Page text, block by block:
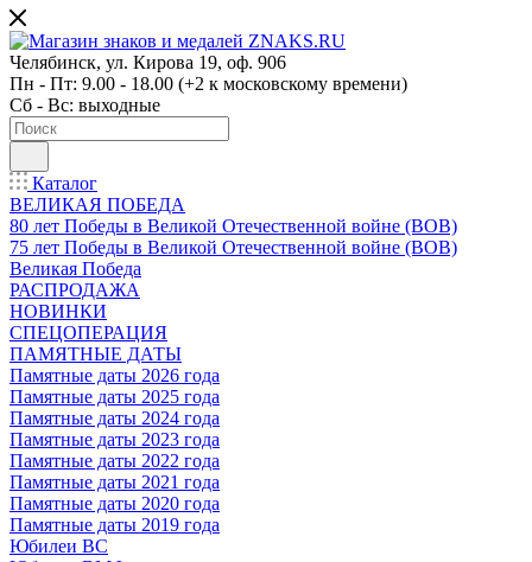
Челябинск, ул. Кирова 19, оф. 906
Пн - Пт: 9.00 - 18.00 (+2 к московскому времени)
Сб - Вс: выходные
Каталог
ВЕЛИКАЯ ПОБЕДА
80 лет Победы в Великой Отечественной войне (ВОВ)
75 лет Победы в Великой Отечественной войне (ВОВ)
Великая Победа
РАСПРОДАЖА
НОВИНКИ
СПЕЦОПЕРАЦИЯ
ПАМЯТНЫЕ ДАТЫ
Памятные даты 2026 года
Памятные даты 2025 года
Памятные даты 2024 года
Памятные даты 2023 года
Памятные даты 2022 года
Памятные даты 2021 года
Памятные даты 2020 года
Памятные даты 2019 года
Юбилеи ВС